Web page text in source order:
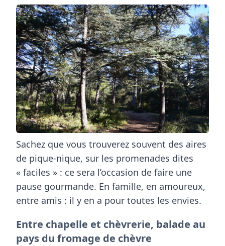
Sachez que vous trouverez souvent des aires
de pique-nique, sur les promenades dites
« faciles » : ce sera l’occasion de faire une
pause gourmande. En famille, en amoureux,
entre amis : il y en a pour toutes les envies.
Entre chapelle et chèvrerie, balade au
pays du fromage de chèvre